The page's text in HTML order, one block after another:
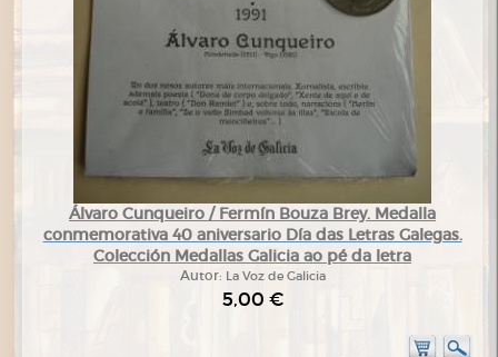
Álvaro Cunqueiro / Fermín Bouza Brey. Medalla
conmemorativa 40 aniversario Día das Letras Galegas.
Colección Medallas Galicia ao pé da letra
Autor: La Voz de Galicia
5,00 €